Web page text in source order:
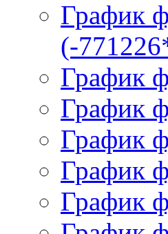
График
(-
График
График
График
График
График